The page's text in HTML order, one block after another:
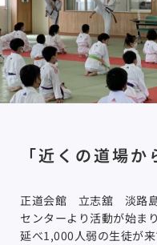
「近くの道場か
正道会館 立志舘 淡路島
センターより活動が始ま
延べ1,000人弱の生徒が来